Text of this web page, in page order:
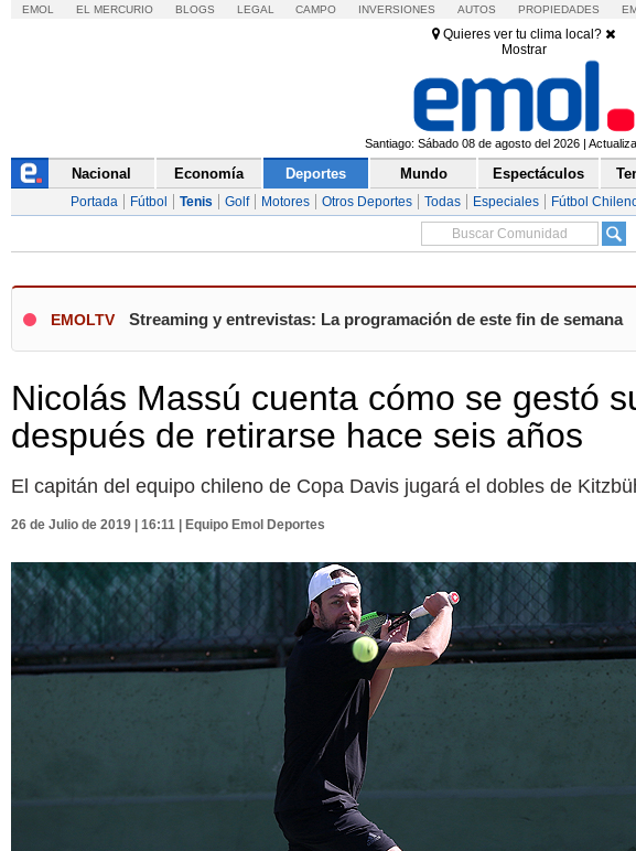
EMOL EL MERCURIO BLOGS LEGAL CAMPO INVERSIONES AUTOS PROPIEDADES
Quieres ver tu clima local?
Mostrar
Santiago: Sábado 08 de agosto del 2026 |
Nacional Economía Deportes Mundo Espectáculos
Portada Fútbol Tenis Golf Motores Otros Deportes Todas Especiales Fútbol
EMOLTV Streaming y entrevistas: La programación de este fin de semana
Nicolás Massú cuenta cómo se gestó
después de retirarse hace seis años
El capitán del equipo chileno de Copa Davis jugará el dobles de
26 de Julio de 2019 | 16:11 | Equipo Emol Deportes